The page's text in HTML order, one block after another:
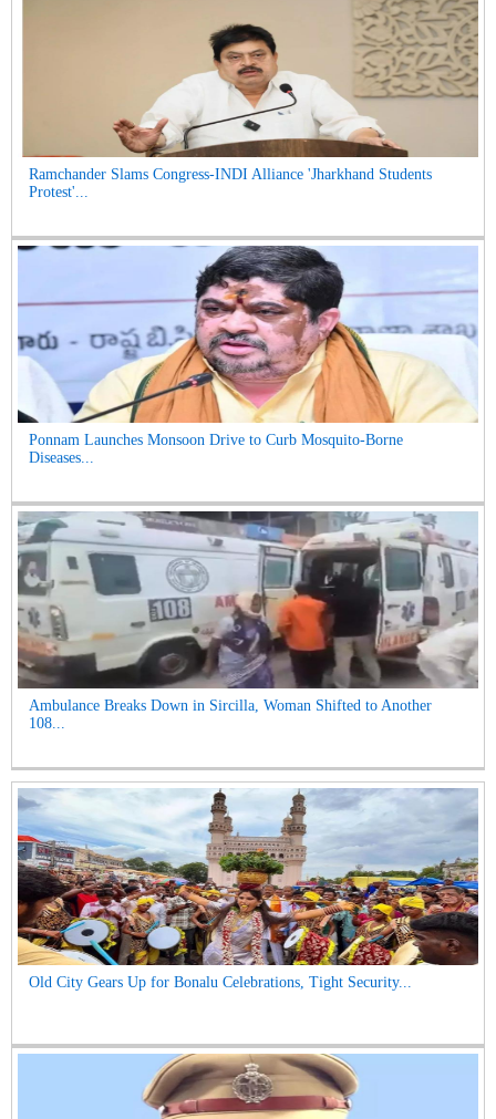
Ramchander Slams Congress-INDI Alliance 'Jharkhand Students
Protest'...
Ponnam Launches Monsoon Drive to Curb Mosquito-Borne
Diseases...
Ambulance Breaks Down in Sircilla, Woman Shifted to Another
108...
Old City Gears Up for Bonalu Celebrations, Tight Security...